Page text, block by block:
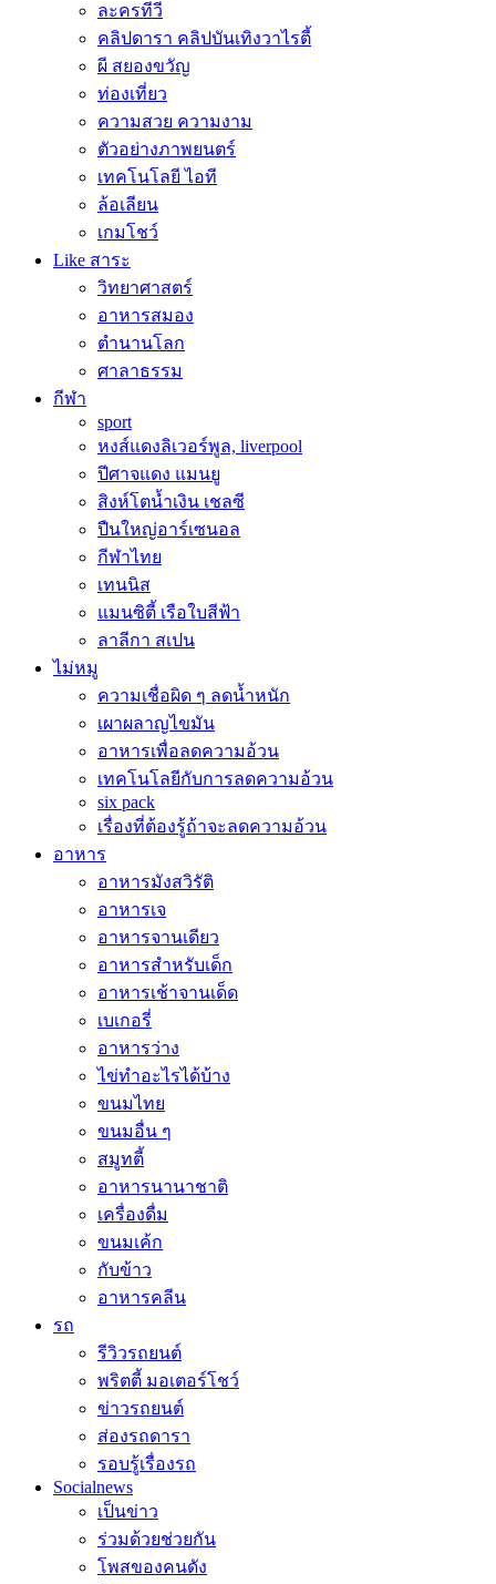
ละครทีวี
คลิปดารา คลิปบันเทิงวาไรตี้
ผี สยองขวัญ
ท่องเที่ยว
ความสวย ความงาม
ตัวอย่างภาพยนตร์
เทคโนโลยี ไอที
ล้อเลียน
เกมโชว์
Like สาระ
วิทยาศาสตร์
อาหารสมอง
ตำนานโลก
ศาลาธรรม
กีฬา
sport
หงส์แดงลิเวอร์พูล, liverpool
ปีศาจแดง แมนยู
สิงห์โตน้ำเงิน เชลซี
ปืนใหญ่อาร์เซนอล
กีฬาไทย
เทนนิส
แมนซิตี้ เรือใบสีฟ้า
ลาลีกา สเปน
ไม่หมู
ความเชื่อผิด ๆ ลดน้ำหนัก
เผาผลาญไขมัน
อาหารเพื่อลดความอ้วน
เทคโนโลยีกับการลดความอ้วน
six pack
เรื่องที่ต้องรู้ถ้าจะลดความอ้วน
อาหาร
อาหารมังสวิรัติ
อาหารเจ
อาหารจานเดียว
อาหารสำหรับเด็ก
อาหารเช้าจานเด็ด
เบเกอรี่
อาหารว่าง
ไข่ทำอะไรได้บ้าง
ขนมไทย
ขนมอื่น ๆ
สมูทตี้
อาหารนานาชาติ
เครื่องดื่ม
ขนมเค้ก
กับข้าว
อาหารคลีน
รถ
รีวิวรถยนต์
พริตตี้ มอเตอร์โชว์
ข่าวรถยนต์
ส่องรถดารา
รอบรู้เรื่องรถ
Socialnews
เป็นข่าว
ร่วมด้วยช่วยกัน
โพสของคนดัง